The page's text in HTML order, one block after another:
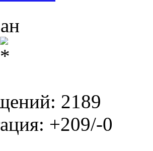
2189
+209/-0